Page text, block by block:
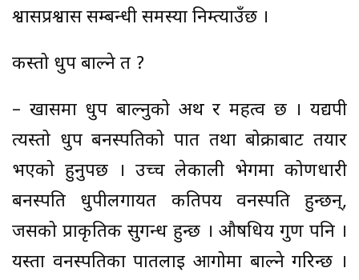
श्वासप्रश्वास सम्बन्धी समस्या निम्त्याउँछ ।
कस्तो धुप बाल्ने त ?
– खासमा धुप बाल्नुको अर्थ र महत्व छ । यद्यपी
त्यस्तो धुप बनस्पतिको पात तथा बोक्राबाट तयार
भएको हुनुपर्छ । उच्च लेकाली भेगमा कोणधारी
बनस्पति धुपीलगायत कतिपय वनस्पति हुन्छन्,
जसको प्राकृतिक सुगन्ध हुन्छ । औषधिय गुण पनि ।
यस्ता वनस्पतिका पातलाई आगोमा बाल्ने गरिन्छ ।